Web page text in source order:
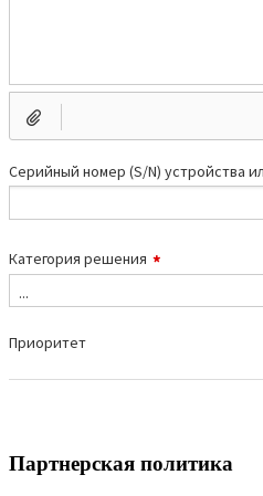
Партнерская политика